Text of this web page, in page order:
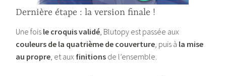
Dernière étape : la version finale !
Une fois le croquis validé , Blutopy est passée aux
couleurs de la quatrième de couverture , puis à la mise
au propre , et aux finitions de l’ensemble.